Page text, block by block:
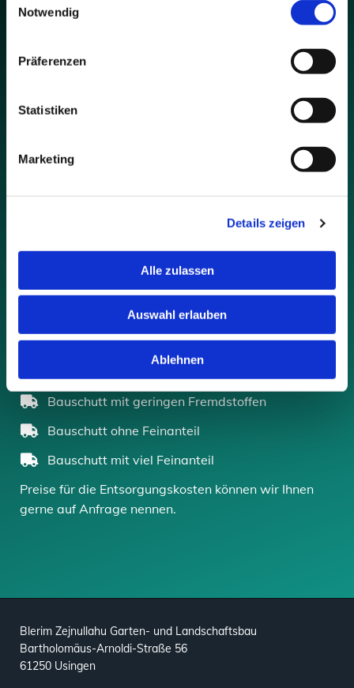
Notwendig
Präferenzen
Statistiken
Marketing
Details zeigen
Alle zulassen
Auswahl erlauben
Ablehnen
Fachgerechte Entsorgung von:
Erdaushub ohne Fremdstoffe
Erdaushub mit Wurzeln und Grasnarbe
Bauschutt mit geringen Fremdstoffen
Bauschutt ohne Feinanteil
Bauschutt mit viel Feinanteil
Preise für die Entsorgungskosten können wir Ihnen
gerne auf Anfrage nennen.
Blerim Zejnullahu Garten- und Landschaftsbau
Bartholomäus-Arnoldi-Straße 56
61250 Usingen